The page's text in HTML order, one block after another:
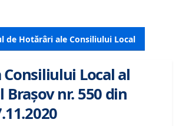
de Hotărâri ale Consiliului Local
Local al
nr. 550 din